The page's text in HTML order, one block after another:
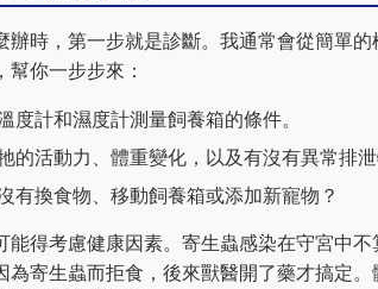
時，第一步就是診斷。我通常會從簡單的
你一步步來：
度計和濕度計測量飼養箱的條件。
的活動力、體重變化，以及有沒有異常排泄
有換食物、移動飼養箱或添加新寵物？
能得考慮健康因素。寄生蟲感染在守宮中
為寄生蟲而拒食，後來獸醫開了藥才搞定